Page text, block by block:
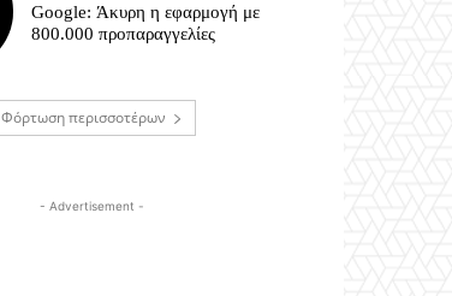
Google: Άκυρη η εφαρμογή με
800.000 προπαραγγελίες
Φόρτωση περισσοτέρων
- Advertisement -